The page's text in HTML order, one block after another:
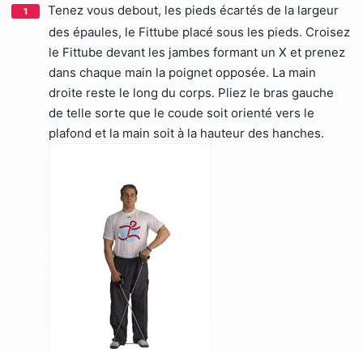
Tenez vous debout, les pieds écartés de la largeur
des épaules, le Fittube placé sous les pieds. Croisez
le Fittube devant les jambes formant un X et prenez
dans chaque main la poignet opposée. La main
droite reste le long du corps. Pliez le bras gauche
de telle sorte que le coude soit orienté vers le
plafond et la main soit à la hauteur des hanches.